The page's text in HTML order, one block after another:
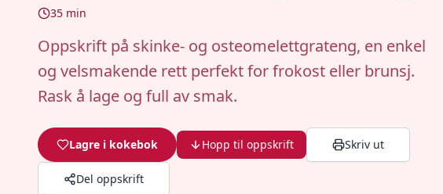
35 min
Oppskrift på skinke- og osteomelettgrateng, en enkel
og velsmakende rett perfekt for frokost eller brunsj.
Rask å lage og full av smak.
Lagre i kokebok Hopp til oppskrift Skriv ut
Del oppskrift